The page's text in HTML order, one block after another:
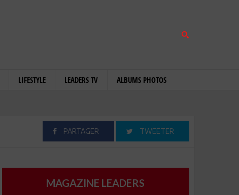
LIFESTYLE LEADERS TV ALBUMS PHOTOS
PARTAGER TWEETER
MAGAZINE LEADERS